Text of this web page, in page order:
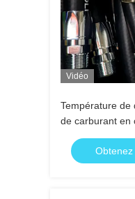
Vidéo
Température de
de carburant en
d'essence basse